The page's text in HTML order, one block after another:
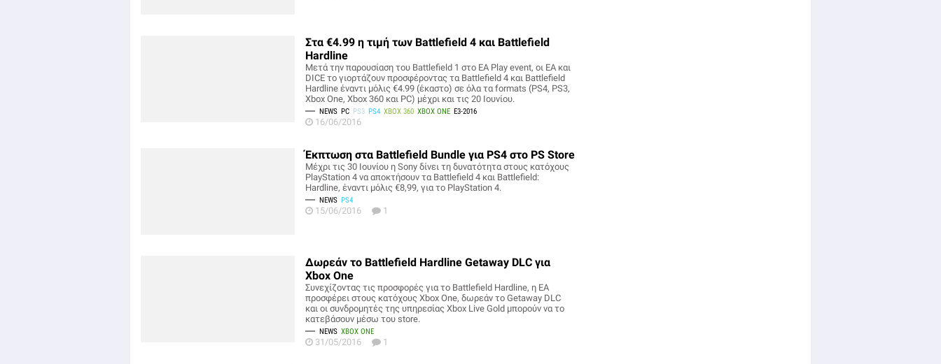
Στα €4.99 η τιμή των Battlefield 4 και Battlefield
Hardline
Μετά την παρουσίαση του Battlefield 1 στο EA Play event, οι ΕΑ και
DICE το γιορτάζουν προσφέροντας τα Battlefield 4 και Battlefield
Hardline έναντι μόλις €4.99 (έκαστο) σε όλα τα formats (PS4, PS3,
Xbox One, Xbox 360 και PC) μέχρι και τις 20 Ιουνίου.
NEWS PC PS3 PS4 XBOX 360 XBOX ONE E3-2016
16/06/2016
Έκπτωση στα Battlefield Bundle για PS4 στο PS Store
Μέχρι τις 30 Ιουνίου η Sony δίνει τη δυνατότητα στους κατόχους
PlayStation 4 να αποκτήσουν τα Battlefield 4 και Battlefield:
Hardline, έναντι μόλις €8,99, για το PlayStation 4.
NEWS PS4
15/06/2016 1
Δωρεάν το Battlefield Hardline Getaway DLC για
Xbox One
Συνεχίζοντας τις προσφορές για το Battlefield Hardline, η ΕΑ
προσφέρει στους κατόχους Xbox One, δωρεάν το Getaway DLC
και οι συνδρομητές της υπηρεσίας Xbox Live Gold μπορούν να το
κατεβάσουν μέσω του store.
NEWS XBOX ONE
31/05/2016 1